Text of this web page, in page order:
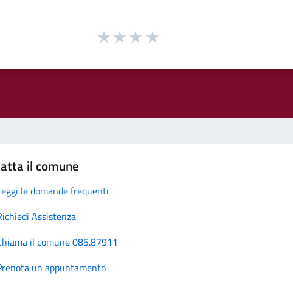
il comune
le domande frequenti
Assistenza
il comune 085.87911
un appuntamento